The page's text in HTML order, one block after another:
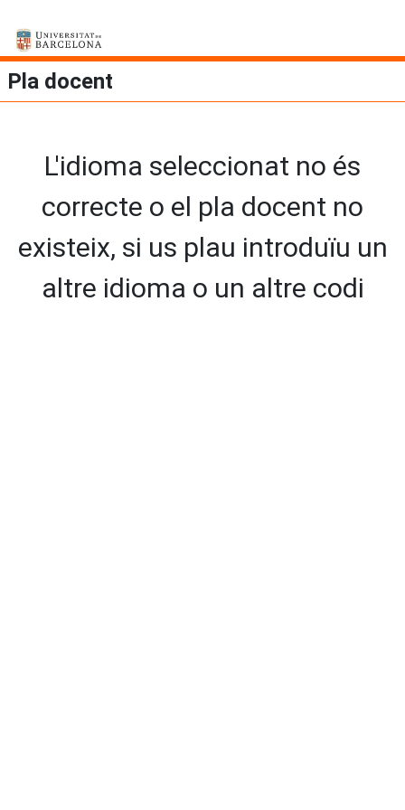
Pla docent
L'idioma seleccionat no és
correcte o el pla docent no
existeix, si us plau introduïu un
altre idioma o un altre codi